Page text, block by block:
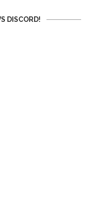
DISCORD!